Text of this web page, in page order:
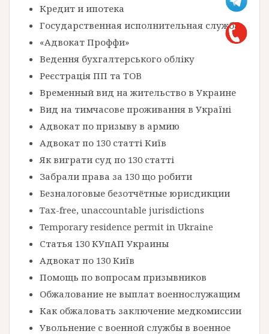
Кредит и ипотека
Государственная исполнительная служба
«Адвокат Проффи»
Ведення бухгалтерського обліку
Реєстрація ПП та ТОВ
Временный вид на жительство в Украине
Вид на тимчасове проживання в Україні
Адвокат по призыву в армию
Адвокат по 130 статті Київ
Як виграти суд по 130 статті
Забрали права за 130 що робити
Безналоговые безотчётные юрисдикции
Tax-free, unaccountable jurisdictions
Temporary residence permit in Ukraine
Статья 130 КУпАП Украины
Адвокат по 130 Київ
Помощь по вопросам призывников
Обжалование не выплат военнослужащим
Как обжаловать заключение медкомиссии
Увольнение с военной службы в военное